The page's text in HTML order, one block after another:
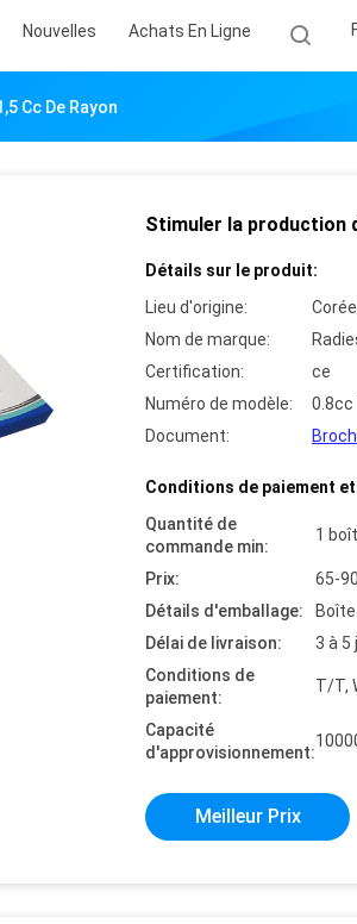
Nouvelles Achats En Ligne
Cc De Rayon
Stimuler la production
Détails sur le produit:
Lieu d'origine:
Corée
Nom de marque:
Certification:
ce
Numéro de modèle:
0.8cc
Document:
Conditions de paiement
Quantité de
commande min:
1
Prix:
65-90
Détails d'emballage:
Boîte
Délai de livraison:
3 à 5
Conditions de
paiement:
T/T,
Capacité
d'approvisionnement:
Meilleur Prix